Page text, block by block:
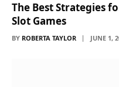
The Best Strategies
Slot Games
BY ROBERTA TAYLOR JUNE 1,